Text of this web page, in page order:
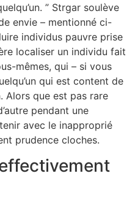
” Strgar soulève
envie – mentionné ci-
individus pauvre prise
localiser un individu fait
mêmes, qui – si vous
qui est content de
Alors que est pas rare
pendant une
avec le inapproprié
prudence cloches.